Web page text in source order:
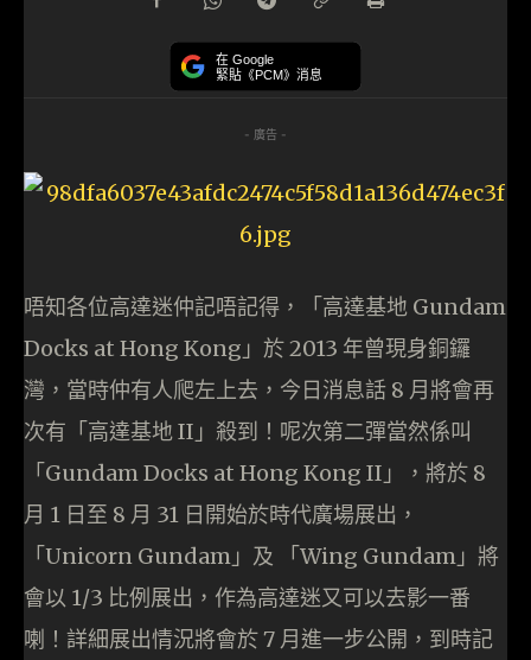
在 Google
緊貼《PCM》消息
- 廣告 -
唔知各位高達迷仲記唔記得，「高達基地 Gundam
Docks at Hong Kong」於 2013 年曾現身銅鑼
灣，當時仲有人爬左上去，今日消息話 8 月將會再
次有「高達基地 II」殺到！呢次第二彈當然係叫
「Gundam Docks at Hong Kong II」，將於 8
月 1 日至 8 月 31 日開始於時代廣場展出，
「Unicorn Gundam」及 「Wing Gundam」將
會以 1/3 比例展出，作為高達迷又可以去影一番
喇！詳細展出情況將會於 7 月進一步公開，到時記